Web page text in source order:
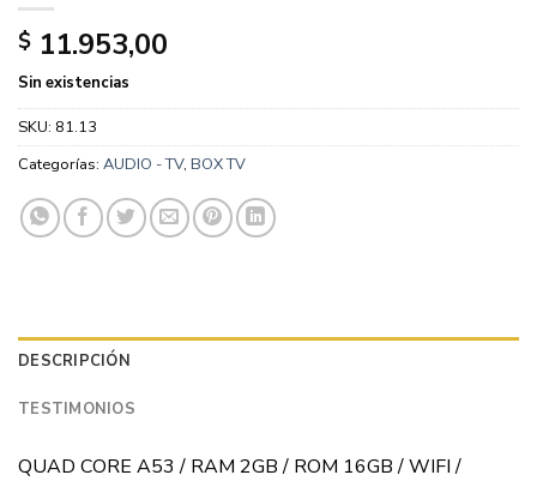
$ 11.953,00
Sin existencias
SKU: 81.13
Categorías: AUDIO - TV, BOX TV
DESCRIPCIÓN
TESTIMONIOS
QUAD CORE A53 / RAM 2GB / ROM 16GB / WIFI /